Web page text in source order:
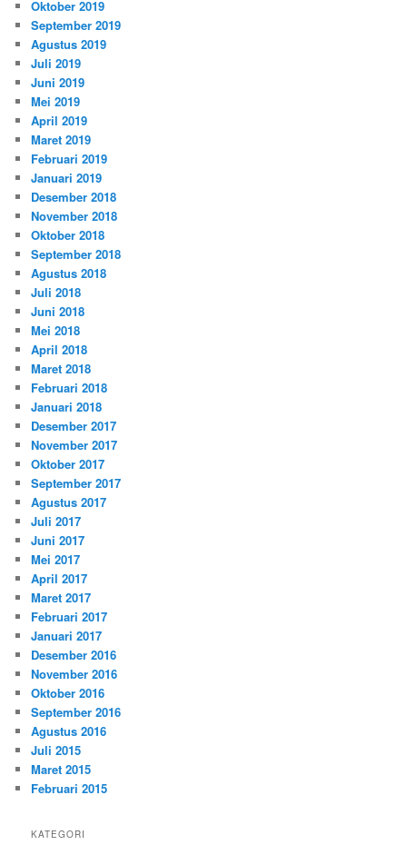
Oktober 2019
September 2019
Agustus 2019
Juli 2019
Juni 2019
Mei 2019
April 2019
Maret 2019
Februari 2019
Januari 2019
Desember 2018
November 2018
Oktober 2018
September 2018
Agustus 2018
Juli 2018
Juni 2018
Mei 2018
April 2018
Maret 2018
Februari 2018
Januari 2018
Desember 2017
November 2017
Oktober 2017
September 2017
Agustus 2017
Juli 2017
Juni 2017
Mei 2017
April 2017
Maret 2017
Februari 2017
Januari 2017
Desember 2016
November 2016
Oktober 2016
September 2016
Agustus 2016
Juli 2015
Maret 2015
Februari 2015
KATEGORI